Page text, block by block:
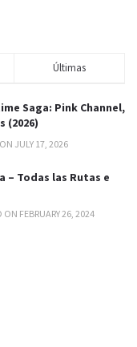
Últimas
Saga: Pink Channel,
(2026)
JULY 17, 2026
– Todas las Rutas e
ON FEBRUARY 26, 2024